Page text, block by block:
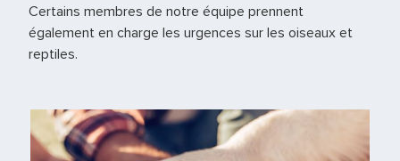
Certains membres de notre équipe prennent
également en charge les urgences sur les oiseaux et
reptiles.